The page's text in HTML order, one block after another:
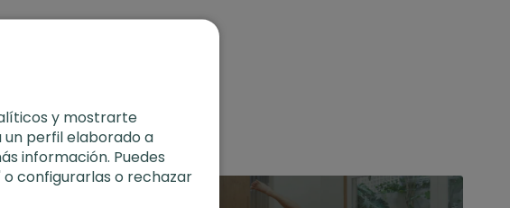
y mostrarte
perfil elaborado a
información. Puedes
configurarlas o rechazar